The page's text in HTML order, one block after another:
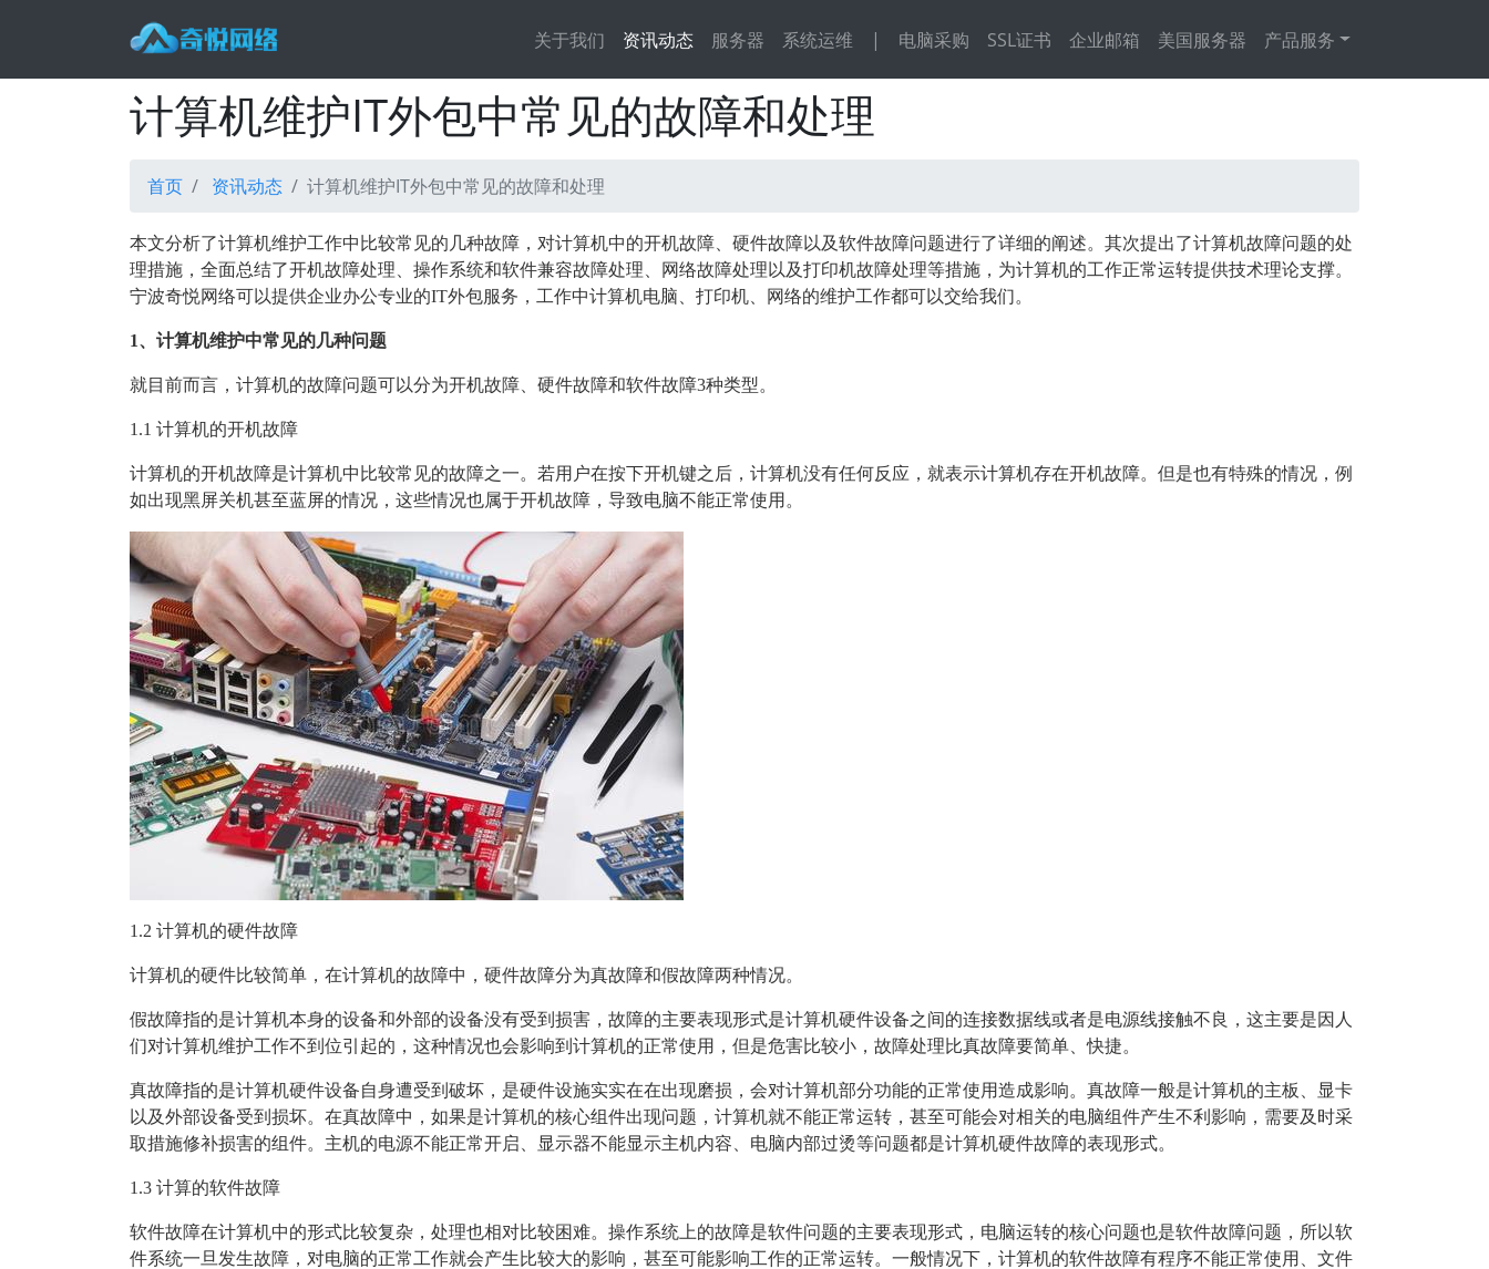
关于我们 资讯动态 服务器 系统运维 | 电脑采购 SSL证书 企业邮箱 美国服务器 产品服务
计算机维护IT外包中常见的故障和处理
首页 资讯动态 计算机维护IT外包中常见的故障和处理
本文分析了计算机维护工作中比较常见的几种故障，对计算机中的开机故障、硬件故障以及软件故障问题进行了详细的阐述。其次提出了计算机故障问题的处
理措施，全面总结了开机故障处理、操作系统和软件兼容故障处理、网络故障处理以及打印机故障处理等措施，为计算机的工作正常运转提供技术理论支撑。
宁波奇悦网络可以提供企业办公专业的IT外包服务，工作中计算机电脑、打印机、网络的维护工作都可以交给我们。
1、计算机维护中常见的几种问题
就目前而言，计算机的故障问题可以分为开机故障、硬件故障和软件故障3种类型。
1.1 计算机的开机故障
计算机的开机故障是计算机中比较常见的故障之一。若用户在按下开机键之后，计算机没有任何反应，就表示计算机存在开机故障。但是也有特殊的情况，例
如出现黑屏关机甚至蓝屏的情况，这些情况也属于开机故障，导致电脑不能正常使用。
1.2 计算机的硬件故障
计算机的硬件比较简单，在计算机的故障中，硬件故障分为真故障和假故障两种情况。
假故障指的是计算机本身的设备和外部的设备没有受到损害，故障的主要表现形式是计算机硬件设备之间的连接数据线或者是电源线接触不良，这主要是因人
们对计算机维护工作不到位引起的，这种情况也会影响到计算机的正常使用，但是危害比较小，故障处理比真故障要简单、快捷。
真故障指的是计算机硬件设备自身遭受到破坏，是硬件设施实实在在出现磨损，会对计算机部分功能的正常使用造成影响。真故障一般是计算机的主板、显卡
以及外部设备受到损坏。在真故障中，如果是计算机的核心组件出现问题，计算机就不能正常运转，甚至可能会对相关的电脑组件产生不利影响，需要及时采
取措施修补损害的组件。主机的电源不能正常开启、显示器不能显示主机内容、电脑内部过烫等问题都是计算机硬件故障的表现形式。
1.3 计算的软件故障
软件故障在计算机中的形式比较复杂，处理也相对比较困难。操作系统上的故障是软件问题的主要表现形式，电脑运转的核心问题也是软件故障问题，所以软
件系统一旦发生故障，对电脑的正常工作就会产生比较大的影响，甚至可能影响工作的正常运转。一般情况下，计算机的软件故障有程序不能正常使用、文件